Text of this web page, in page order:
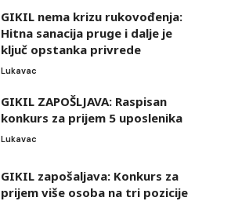
GIKIL nema krizu rukovođenja:
Hitna sanacija pruge i dalje je
ključ opstanka privrede
Lukavac
GIKIL ZAPOŠLJAVA: Raspisan
konkurs za prijem 5 uposlenika
Lukavac
GIKIL zapošaljava: Konkurs za
prijem više osoba na tri pozicije